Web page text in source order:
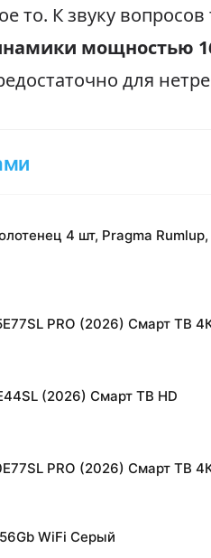
то. К звуку
мощностью
для
PRO (2026) Смарт ТВ
(2026) Смарт ТВ HD
PRO (2026) Смарт ТВ
WiFi Серый